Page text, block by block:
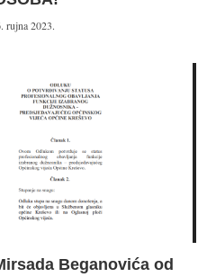
rujna 2023.
Beganovića od